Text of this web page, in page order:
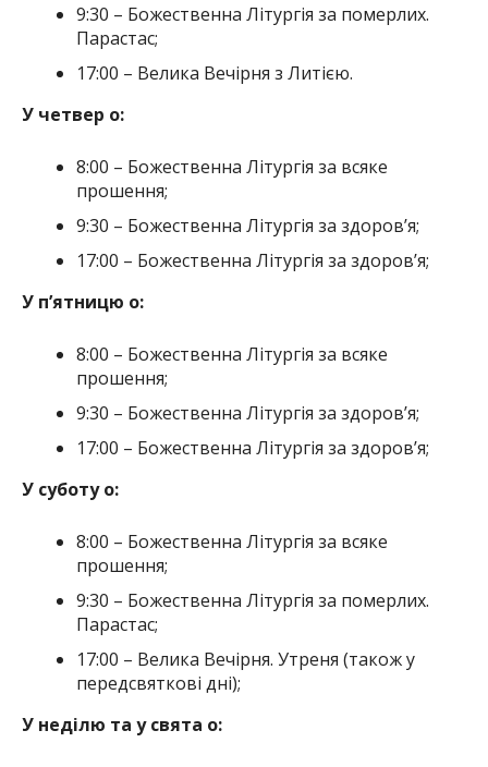
9:30 – Божественна Літургія за померлих.
Парастас;
17:00 – Велика Вечірня з Литією.
У четвер о:
8:00 – Божественна Літургія за всяке
прошення;
9:30 – Божественна Літургія за здоров’я;
17:00 – Божественна Літургія за здоров’я;
У п’ятницю о:
8:00 – Божественна Літургія за всяке
прошення;
9:30 – Божественна Літургія за здоров’я;
17:00 – Божественна Літургія за здоров’я;
У суботу о:
8:00 – Божественна Літургія за всяке
прошення;
9:30 – Божественна Літургія за померлих.
Парастас;
17:00 – Велика Вечірня. Утреня (також у
передсвяткові дні);
У неділю та у свята о: